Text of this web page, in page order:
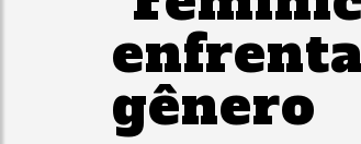
gênero